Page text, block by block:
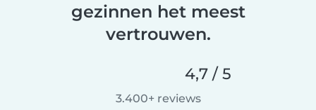
gezinnen het meest
vertrouwen.
4,7 / 5
3.400+ reviews